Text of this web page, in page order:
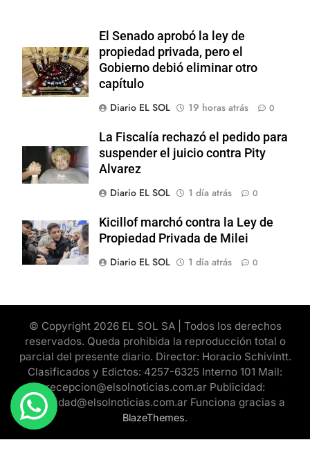
El Senado aprobó la ley de
propiedad privada, pero el
Gobierno debió eliminar otro
capítulo
Diario EL SOL
19 horas atrás 0
La Fiscalía rechazó el pedido para
suspender el juicio contra Pity
Alvarez
Diario EL SOL
1 día atrás 0
Kicillof marchó contra la Ley de
Propiedad Privada de Milei
Diario EL SOL
1 día atrás 0
© Copyright 2026 EL SOL SA | Todos los derechos
reservados. Queda prohibida la reproducción total o
parcial del presente diario. Director: Horacio Schivintt.
Clasificados y Edictos: 4257-6325 Interno 101 Mail:
recepcion@elsolnoticias.com.ar Publicidad:
publicidad@elsolnoticias.com.ar Funciona gracias a
BlazeThemes.